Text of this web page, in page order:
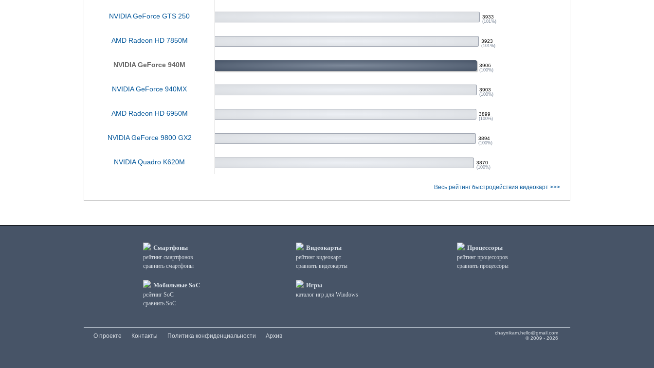
NVIDIA GeForce GTS 250 3933
(101%)
AMD Radeon HD 7850M 3923
(101%)
NVIDIA GeForce 940M 3906
(100%)
NVIDIA GeForce 940MX 3903
(100%)
AMD Radeon HD 6950M 3899
(100%)
NVIDIA GeForce 9800 GX2 3894
(100%)
NVIDIA Quadro K620M 3870
(100%)
Весь рейтинг быстродействия видеокарт >>>
Смартфоны
рейтинг смартфонов
сравнить смартфоны
Мобильные SoC
рейтинг SoC
сравнить SoC
Видеокарты
рейтинг видеокарт
сравнить видеокарты
Игры
каталог игр для Windows
Процессоры
рейтинг процессоров
сравнить процессоры
chaynikam.hello@gmail.com
© 2009 - 2026
О проекте Контакты Политика конфиденциальности Архив